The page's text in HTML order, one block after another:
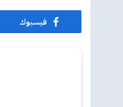
فيسبوك